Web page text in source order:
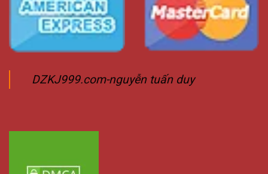
DZKJ999.com-nguyễn tuấn duy